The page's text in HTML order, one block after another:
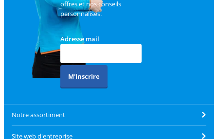
offres et nos conseils
personnalisés.
Adresse mail
M'inscrire
Notre assortiment
Site web d'entreprise